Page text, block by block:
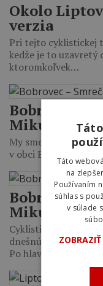
Okolo
verzia
Pri tejto cyklistickej
kedže je to uzavretý
ktoromkoľvek…
Bobrovec –
Mikuláš
My sme túto
v obci Bobrovec.
Bobrovec –
Mikuláš
Cyklistická trasa
dnešnú cyklotrasu
Po hlavnej ceste
Táto
na
Používaním
súhlas s
v súlade